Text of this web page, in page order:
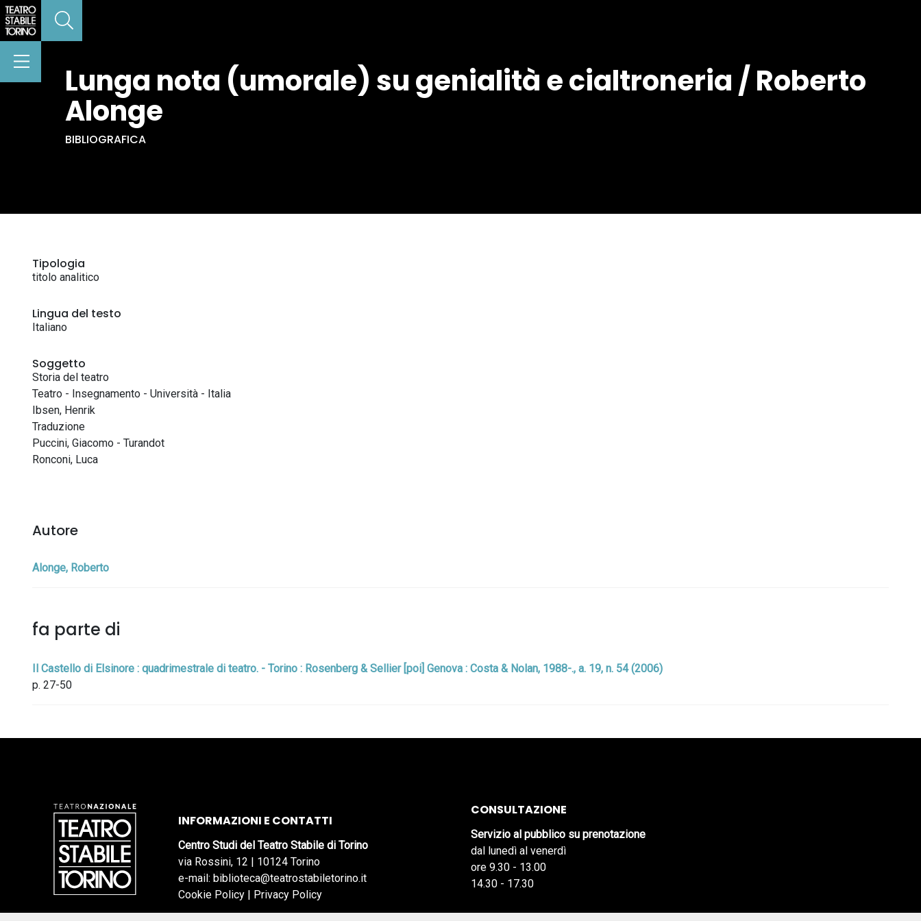
Lunga nota (umorale) su genialità e cialtroneria / Roberto
Alonge
BIBLIOGRAFICA
Tipologia
titolo analitico
Lingua del testo
Italiano
Soggetto
Storia del teatro
Teatro - Insegnamento - Università - Italia
Ibsen, Henrik
Traduzione
Puccini, Giacomo - Turandot
Ronconi, Luca
Autore
Alonge, Roberto
fa parte di
Il Castello di Elsinore : quadrimestrale di teatro. - Torino : Rosenberg & Sellier [poi] Genova : Costa & Nolan, 1988-., a. 19, n. 54 (2006)
p. 27-50
INFORMAZIONI E CONTATTI
Centro Studi del Teatro Stabile di Torino
via Rossini, 12 | 10124 Torino
e-mail: biblioteca@teatrostabiletorino.it
Cookie Policy | Privacy Policy
CONSULTAZIONE
Servizio al pubblico su prenotazione
dal lunedì al venerdì
ore 9.30 - 13.00
14.30 - 17.30